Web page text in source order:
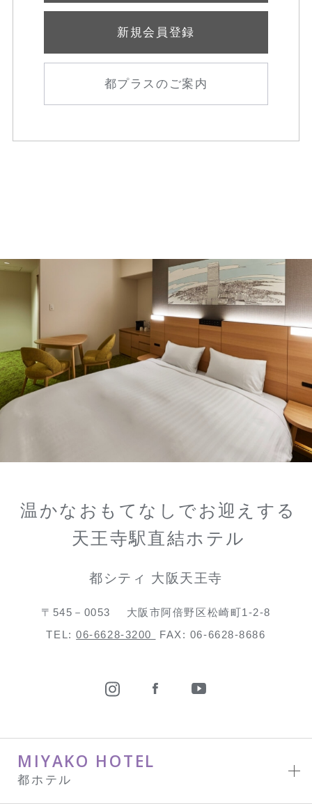
新規会員登録
都プラスのご案内
温かなおもてなしでお迎えする
天王寺駅直結ホテル
都シティ 大阪天王寺
〒545－0053
大阪市阿倍野区松崎町1-2-8
TEL:06-6628-3200 FAX: 06-6628-8686
MIYAKO HOTEL
都ホテル